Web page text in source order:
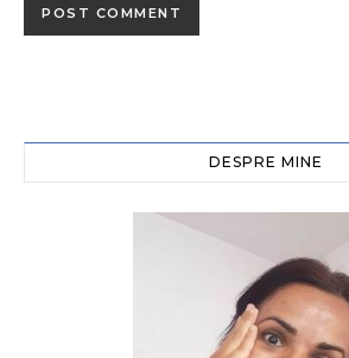
DESPRE MINE